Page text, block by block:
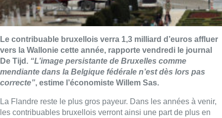
Le contribuable bruxellois verra 1,3 milliard d’euros affluer
vers la Wallonie cette année, rapporte vendredi le journal
De Tijd. “L’image persistante de Bruxelles comme
mendiante dans la Belgique fédérale n’est dès lors pas
correcte”, estime l’économiste Willem Sas.
La Flandre reste le plus gros payeur. Dans les années à venir,
les contribuables bruxellois verront ainsi une part de plus en